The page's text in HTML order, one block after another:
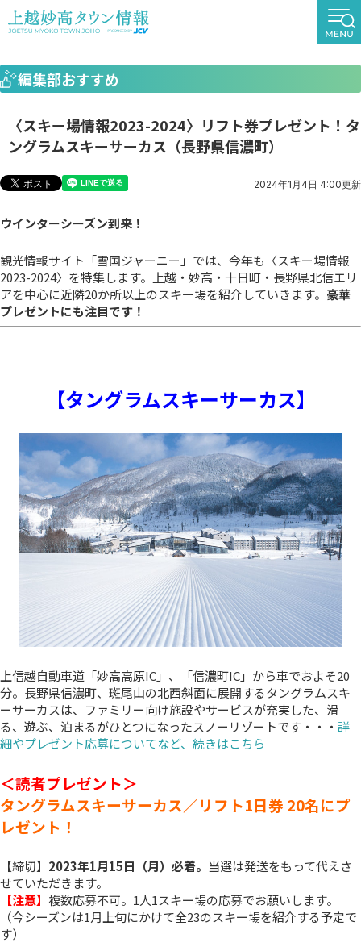
編集部おすすめ
〈スキー場情報2023-2024〉リフト券プレゼント！タ
ングラムスキーサーカス（長野県信濃町）
2024年1月4日 4:00更新
ウインターシーズン到来！
観光情報サイト「雪国ジャーニー」では、今年も〈スキー場情報
2023-2024〉を特集します。上越・妙高・十日町・長野県北信エリ
アを中心に近隣20か所以上のスキー場を紹介していきます。 豪華
プレゼントにも注目です！
【タングラムスキーサーカス】
上信越自動車道「妙高高原IC」、「信濃町IC」から車でおよそ20
分。長野県信濃町、斑尾山の北西斜面に展開するタングラムスキ
ーサーカスは、ファミリー向け施設やサービスが充実した、滑
る、遊ぶ、泊まるがひとつになったスノーリゾートです・・・ 詳
細やプレゼント応募についてなど、続きはこちら
＜読者プレゼント＞
タングラムスキーサーカス／リフト1日券 20名にプ
レゼント！
【締切】 2023年1月15日（月）必着。 当選は発送をもって代えさ
せていただきます。
【注意】 複数応募不可。1人1スキー場の応募でお願いします。
（今シーズンは1月上旬にかけて全23のスキー場を紹介する予定で
す）